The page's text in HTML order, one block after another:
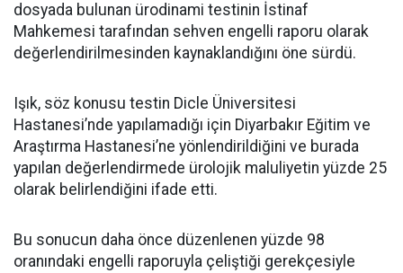
dosyada bulunan ürodinami testinin İstinaf
Mahkemesi tarafından sehven engelli raporu olarak
değerlendirilmesinden kaynaklandığını öne sürdü.
Işık, söz konusu testin Dicle Üniversitesi
Hastanesi’nde yapılamadığı için Diyarbakır Eğitim ve
Araştırma Hastanesi’ne yönlendirildiğini ve burada
yapılan değerlendirmede ürolojik maluliyetin yüzde 25
olarak belirlendiğini ifade etti.
Bu sonucun daha önce düzenlenen yüzde 98
oranındaki engelli raporuyla çeliştiği gerekçesiyle